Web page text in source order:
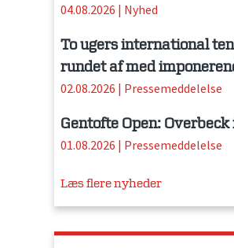
04.08.2026 | Nyhed
To ugers international
rundet af med
02.08.2026 | Pressemeddelelse
Gentofte Open:
01.08.2026 | Pressemeddelelse
Læs flere nyheder